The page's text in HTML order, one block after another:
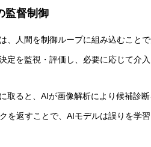
監督制御
、人間を制御ループに組み込むこと
定を監視・評価し、必要に応じて介
取ると、AIが画像解析により候補診
を返すことで、AIモデルは誤りを学